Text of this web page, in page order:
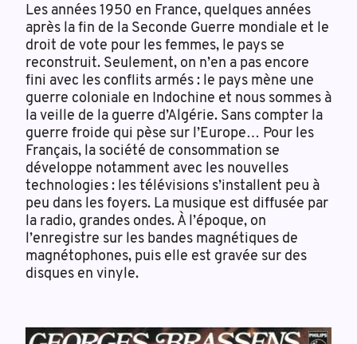
Les années 1950 en France, quelques années
après la fin de la Seconde Guerre mondiale et le
droit de vote pour les femmes, le pays se
reconstruit. Seulement, on n’en a pas encore
fini avec les conflits armés : le pays mène une
guerre coloniale en Indochine et nous sommes à
la veille de la guerre d’Algérie. Sans compter la
guerre froide qui pèse sur l’Europe… Pour les
Français, la société de consommation se
développe notamment avec les nouvelles
technologies : les télévisions s’installent peu à
peu dans les foyers. La musique est diffusée par
la radio, grandes ondes. À l’époque, on
l’enregistre sur les bandes magnétiques de
magnétophones, puis elle est gravée sur des
disques en vinyle.